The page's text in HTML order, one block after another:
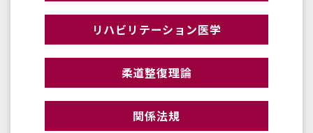
リハビリテーション医学
柔道整復理論
関係法規